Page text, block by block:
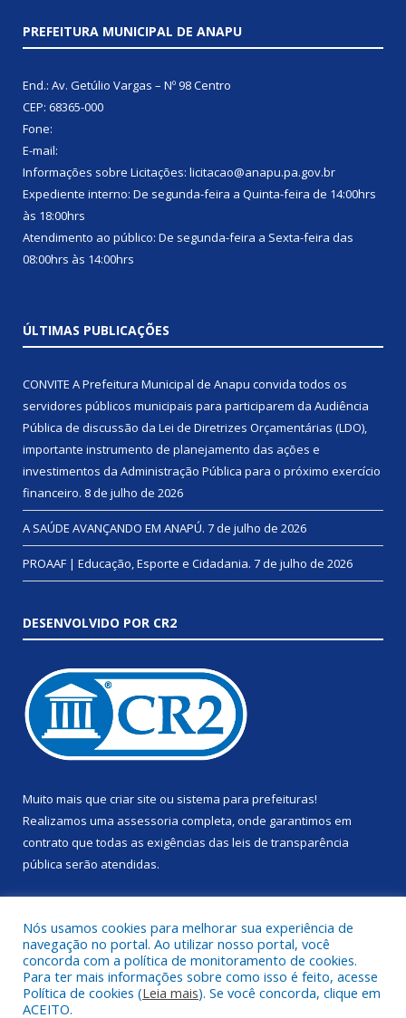
PREFEITURA MUNICIPAL DE ANAPU
End.: Av. Getúlio Vargas – Nº 98 Centro
CEP: 68365-000
Fone:
E-mail:
Informações sobre Licitações: licitacao@anapu.pa.gov.br
Expediente interno: De segunda-feira a Quinta-feira de 14:00hrs
às 18:00hrs
Atendimento ao público: De segunda-feira a Sexta-feira das
08:00hrs às 14:00hrs
ÚLTIMAS PUBLICAÇÕES
CONVITE A Prefeitura Municipal de Anapu convida todos os
servidores públicos municipais para participarem da Audiência
Pública de discussão da Lei de Diretrizes Orçamentárias (LDO),
importante instrumento de planejamento das ações e
investimentos da Administração Pública para o próximo exercício
financeiro. 8 de julho de 2026
A SAÚDE AVANÇANDO EM ANAPÚ. 7 de julho de 2026
PROAAF | Educação, Esporte e Cidadania. 7 de julho de 2026
DESENVOLVIDO POR CR2
Muito mais que criar site ou sistema para prefeituras!
Realizamos uma assessoria completa, onde garantimos em
contrato que todas as exigências das leis de transparência
pública serão atendidas.
Todos os direitos reservados a Prefeitura Municipal de Anapu.
Nós usamos cookies para melhorar sua experiência de
navegação no portal. Ao utilizar nosso portal, você
concorda com a política de monitoramento de cookies.
Para ter mais informações sobre como isso é feito, acesse
Política de cookies (Leia mais). Se você concorda, clique em
ACEITO.